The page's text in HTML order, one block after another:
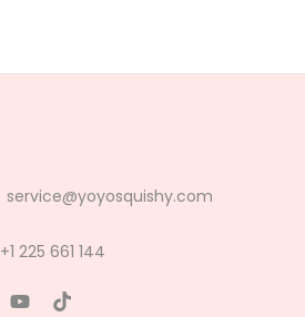
service@yoyosquishy.com
+1 225 661 144